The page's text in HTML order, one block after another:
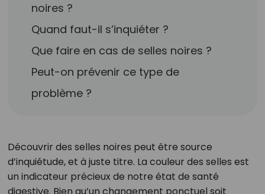
noires ?
Quand faut-il s’inquiéter ?
Que faire en cas de selles noires ?
Peut-on prévenir ce type de
problème ?
Découvrir des selles noires peut être source
d’inquiétude, et à juste titre. La couleur des selles est
un indicateur précieux de notre état de santé